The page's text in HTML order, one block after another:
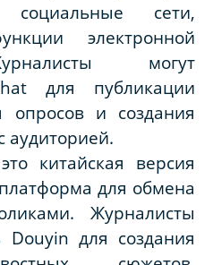
сети,
электронной
могут
для публикации
опросов и создания
аудиторией.
китайская версия
для обмена
Журналисты
Douyin для создания